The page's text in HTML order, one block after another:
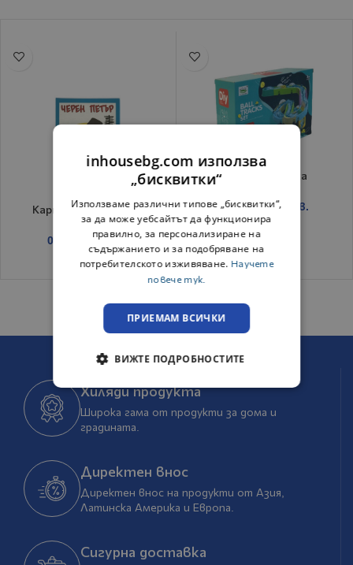
Карти Черен Петър
0.89 / 1.74 лв.
Водна пързалка
6.23€ / 12.18 лв.
Хиляди продукта
Широка гама от продукти за дома и
градината.
Директен внос
Директен внос на продукти от Азия,
Латинска Америка и Европа.
Сигурна доставка
inhousebg.com използва
„бисквитки“
Използваме различни типове „бисквитки“,
за да може уебсайтът да функционира
правилно, за персонализиране на
съдържанието и за подобряване на
потребителското изживяване. Научете
повече тук.
ПРИЕМАМ ВСИЧКИ
ВИЖТЕ ПОДРОБНОСТИТЕ